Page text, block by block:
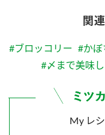
関
#ブロッコリー #かぼ
#〆まで美味
My レ